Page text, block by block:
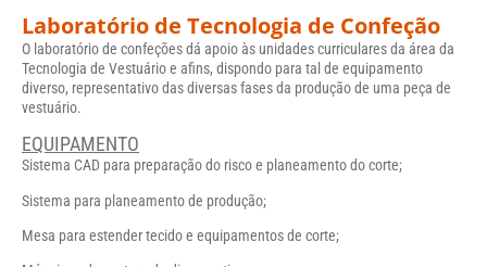
Laboratório de Tecnologia de Confeção
O laboratório de confeções dá apoio às unidades curriculares da área da
Tecnologia de Vestuário e afins, dispondo para tal de equipamento
diverso, representativo das diversas fases da produção de uma peça de
vestuário.
EQUIPAMENTO
Sistema CAD para preparação do risco e planeamento do corte;
Sistema para planeamento de produção;
Mesa para estender tecido e equipamentos de corte;